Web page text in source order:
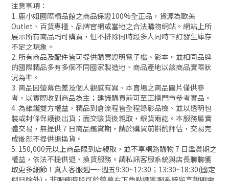
注意事項：
1. 鹿小姐國際精品館之商品保證100%全正品，貨源為歐美
Outlet、百貨專櫃、品牌官網或當地之合法購物網站。網站上所
展示所有商品均可購買，但不排除同時段多人同時下訂發生庫存
不足之現象。
2. 所有商品及配件皆可提供購買證明電子檔、影本。並相同品牌
的國際精品多有多個不同國家製造地、商品產地以該商品實際狀
況為準。
3. 商品因螢幕色差及個人觀感有異、本賣場之商品圖片僅供參
考，以實際收到商品為主；建議購買前可至正櫃門市參考實品。
4. 為維護雙方權益，精品到倉流程皆全程錄影品檢、並以透明包
裝或封條保護後出貨；面交驗貨後親取，銀貨兩訖。本服務屬實
體交易，無提供 7 日商品鑑賞期，請於購買前斟酌評估，交易完
成後恕不提供退換貨。
5. 150,000元以上商品限到店親取，並不享網路購物 7 日鑑賞期之
權益，依法不提供退、換貨服務。請私訊客服系統與店長聊聊獲
取更多細節！真人客服週一~週五9:30~12:30；13:30~18:30(國定